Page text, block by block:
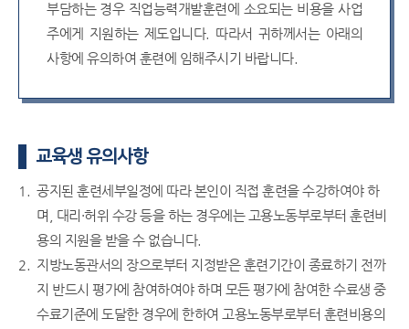
부담하는 경우 직업능력개발훈련에 소요되는 비용을 사업
주에게 지원하는 제도입니다. 따라서 귀하께서는 아래의
사항에 유의하여 훈련에 임해주시기 바랍니다.
교육생 유의사항
공지된 훈련세부일정에 따라 본인이 직접 훈련을 수강하여야 하
며, 대리·허위 수강 등을 하는 경우에는 고용노동부로부터 훈련비
용의 지원을 받을 수 없습니다.
지방노동관서의 장으로부터 지정받은 훈련기간이 종료하기 전까
지 반드시 평가에 참여하여야 하며 모든 평가에 참여한 수료생 중
수료기준에 도달한 경우에 한하여 고용노동부로부터 훈련비용의